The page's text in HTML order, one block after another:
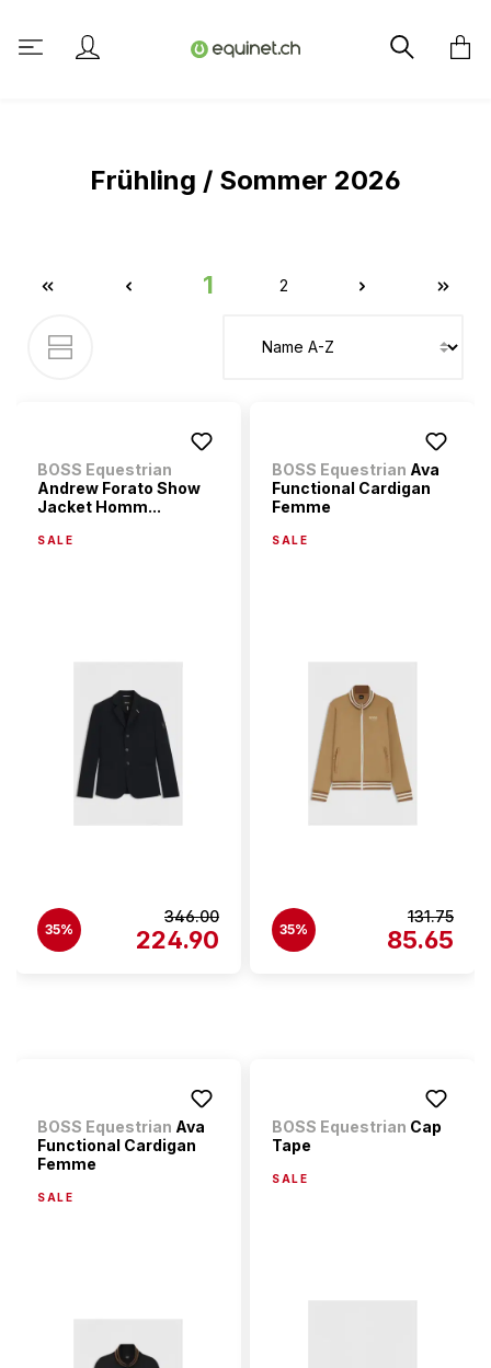
Frühling / Sommer 2026
1 2
BOSS Equestrian
Andrew Forato Show
Jacket Homm...
SALE
35%
346.00
224.90
BOSS Equestrian Ava
Functional Cardigan
Femme
SALE
35%
131.75
85.65
BOSS Equestrian Ava
Functional Cardigan
Femme
SALE
BOSS Equestrian Cap
Tape
SALE